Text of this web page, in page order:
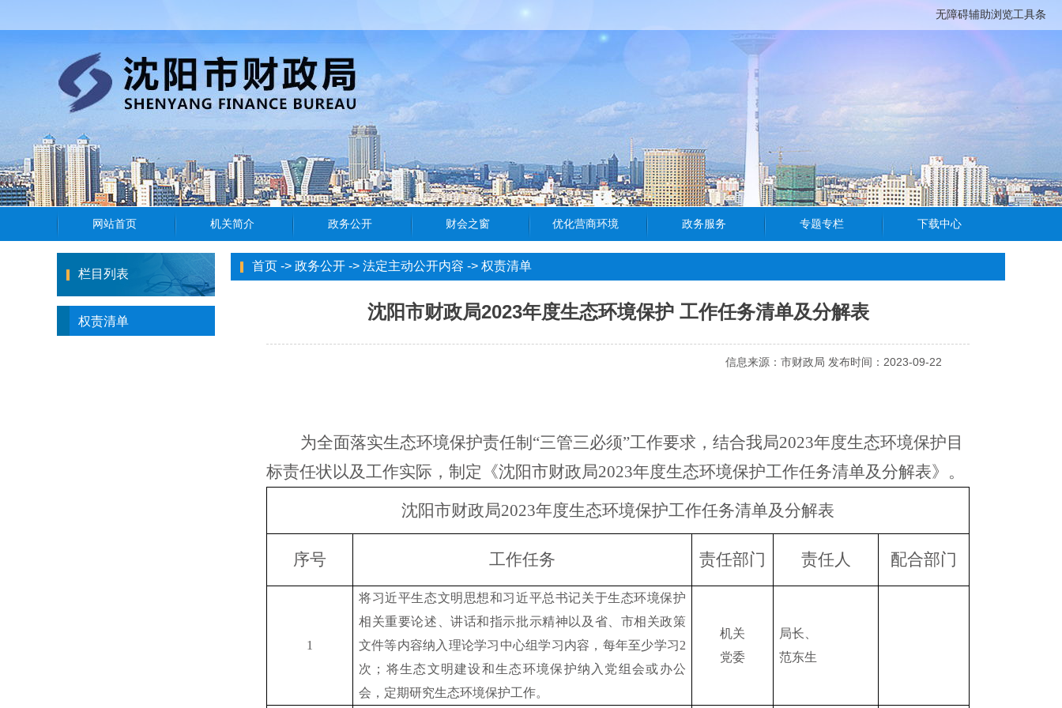
无障碍辅助浏览工具条
栏目列表
权责清单
首页 -> 政务公开 -> 法定主动公开内容 -> 权责清单
沈阳市财政局2023年度生态环境保护 工作任务清单及分解表
信息来源：市财政局 发布时间：2023-09-22
为全面落实生态环境保护责任制 “三管三必须”工作要求，结合我局2023年度生态环境保护目
标责任状以及工作实际，制定《沈阳市财政局2023年度生态环境保护工作任务清单及分解表》。
沈阳市财政局2023年度生态环境保护工作任务清单及分解表
序号 工作任务 责任部门 责任人 配合部门
1
将习近平生态文明思想和习近平总书记关于生态环境保护
相关重要论述、讲话和指示批示精神以及省、市相关政策
文件等内容纳入理论学习中心组学习内容，每年至少学习2
次；将生态文明建设和生态环境保护纳入党组会或办公
会，定期研究生态环境保护工作。
机关
党委
局长、
范东生